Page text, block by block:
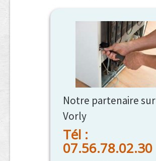
Notre partenaire sur
Vorly
Tél :
07.56.78.02.30